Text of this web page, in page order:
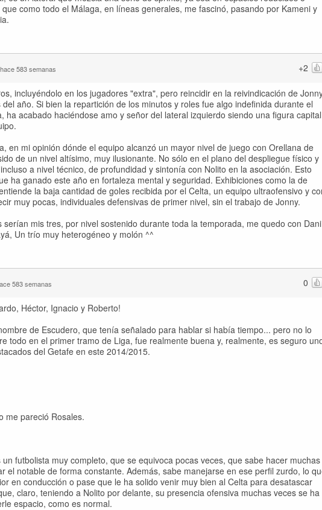
como todo el Málaga, en líneas generales, me fascinó, pasando por Kameni y
+2
hace 583 semanas
incluyéndolo en los jugadores "extra", pero reincidir en la reivindicación de
año. Si bien la repartición de los minutos y roles fue algo indefinida durante el
ha acabado haciéndose amo y señor del lateral izquierdo siendo una figura capital
en mi opinión dónde el equipo alcanzó un mayor nivel de juego con Orellana de
de un nivel altísimo, muy ilusionante. No sólo en el plano del despliegue físico y
a nivel técnico, de profundidad y sintonía con Nolito en la asociación. Esto
ha ganado este año en fortaleza mental y seguridad. Exhibiciones como la de
la baja cantidad de goles recibida por el Celta, un equipo ultraofensivo y
muy pocas, individuales defensivas de primer nivel, sin el trabajo de Jonny.
serían mis tres, por nivel sostenido durante toda la temporada, me quedo con Dani
Un trío muy heterogéneo y molón ^^
0
583 semanas
Héctor, Ignacio y Roberto!
de Escudero, que tenía señalado para hablar si había tiempo... pero no lo
todo en el primer tramo de Liga, fue realmente buena y, realmente, es seguro
del Getafe en este 2014/2015.
me pareció Rosales.
futbolista muy completo, que se equivoca pocas veces, que sabe hacer muchas
el notable de forma constante. Además, sabe manejarse en ese perfil zurdo, lo
en conducción o pase que le ha solido venir muy bien al Celta para desatascar
claro, teniendo a Nolito por delante, su presencia ofensiva muchas veces se ha
espacio, como es normal.